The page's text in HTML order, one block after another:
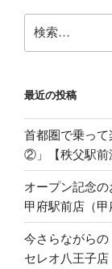
索:
最近の投稿
首都圏で乗っ
②」【秩父駅前
オープン記念
甲府駅前店（甲
今さらながら
セレオ八王子店